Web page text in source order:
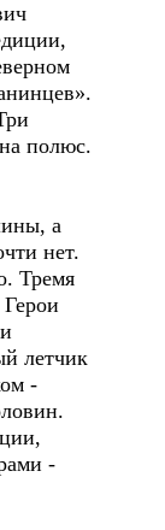
полюс.
а
нет.
Тремя
летчик
-
-